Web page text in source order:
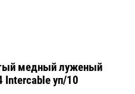
медный луженый
Intercable уп/10